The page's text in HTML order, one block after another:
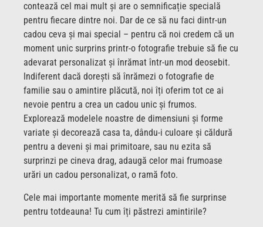
contează cel mai mult și are o semnificație specială
pentru fiecare dintre noi. Dar de ce să nu faci dintr-un
cadou ceva și mai special – pentru că noi credem că un
moment unic surprins printr-o fotografie trebuie să fie cu
adevarat personalizat și înrămat într-un mod deosebit.
Indiferent dacă dorești să înrămezi o fotografie de
familie sau o amintire plăcută, noi îți oferim tot ce ai
nevoie pentru a crea un cadou unic și frumos.
Explorează modelele noastre de dimensiuni și forme
variate și decorează casa ta, dându-i culoare și căldură
pentru a deveni și mai primitoare, sau nu ezita să
surprinzi pe cineva drag, adaugă celor mai frumoase
urări un cadou personalizat, o ramă foto.
Cele mai importante momente merită să fie surprinse
pentru totdeauna! Tu cum îți păstrezi amintirile?